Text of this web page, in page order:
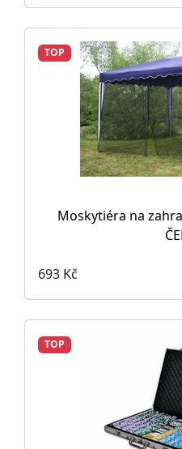
TOP
Moskytiéra na
693 Kč
TOP